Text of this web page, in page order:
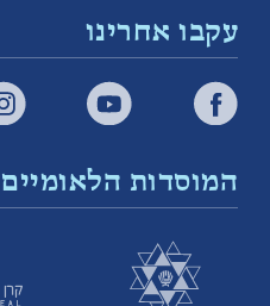
עקבו אחרינו
המוסדות הלאומיים